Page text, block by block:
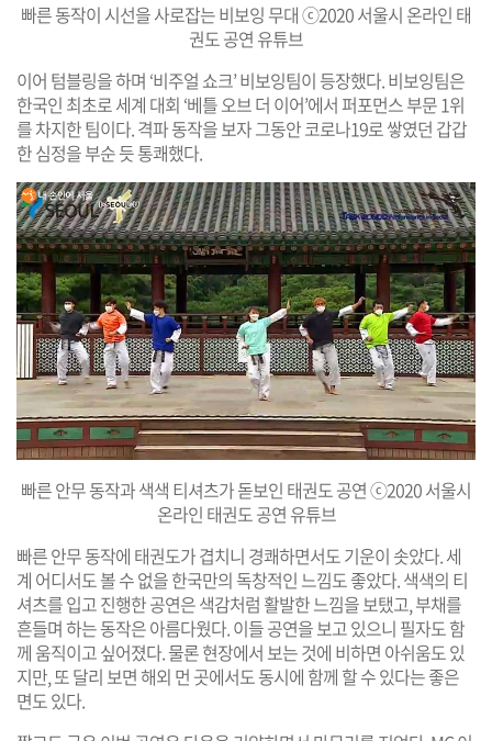
빠른 동작이 시선을 사로잡는 비보잉 무대 ⓒ2020 서울시 온라인 태
권도 공연 유튜브
이어 텀블링을 하며 ‘비주얼 쇼크’ 비보잉팀이 등장했다. 비보잉팀은
한국인 최초로 세계 대회 ‘베틀 오브 더 이어’에서 퍼포먼스 부문 1위
를 차지한 팀이다. 격파 동작을 보자 그동안 코로나19로 쌓였던 갑갑
한 심정을 부순 듯 통쾌했다.
빠른 안무 동작과 색색 티셔츠가 돋보인 태권도 공연 ⓒ2020 서울시
온라인 태권도 공연 유튜브
빠른 안무 동작에 태권도가 겹치니 경쾌하면서도 기운이 솟았다. 세
계 어디서도 볼 수 없을 한국만의 독창적인 느낌도 좋았다. 색색의 티
셔츠를 입고 진행한 공연은 색감처럼 활발한 느낌을 보탰고, 부채를
흔들며 하는 동작은 아름다웠다. 이들 공연을 보고 있으니 필자도 함
께 움직이고 싶어졌다. 물론 현장에서 보는 것에 비하면 아쉬움도 있
지만, 또 달리 보면 해외 먼 곳에서도 동시에 함께 할 수 있다는 좋은
면도 있다.